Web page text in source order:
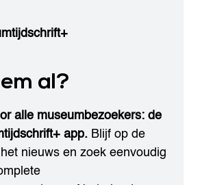
al?
alle museumbezoekers: de
app. Blijf op de
nieuws en zoek eenvoudig